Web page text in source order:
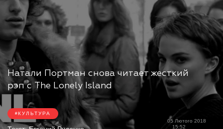
Натали Портман снова читает жесткий
рэп с The Lonely Island
КУЛЬТУРА
05 Лютого 2018
15:52